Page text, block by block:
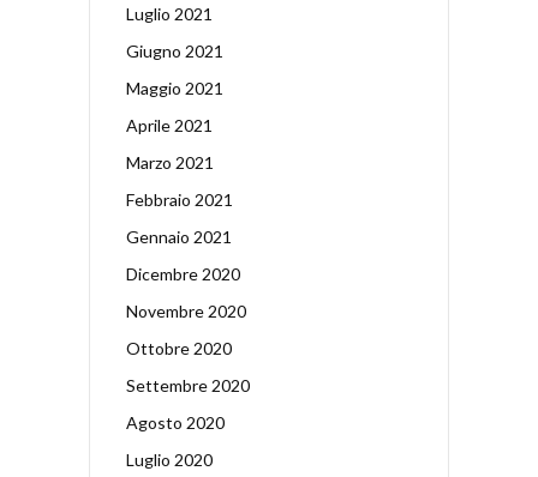
Luglio 2021
Giugno 2021
Maggio 2021
Aprile 2021
Marzo 2021
Febbraio 2021
Gennaio 2021
Dicembre 2020
Novembre 2020
Ottobre 2020
Settembre 2020
Agosto 2020
Luglio 2020